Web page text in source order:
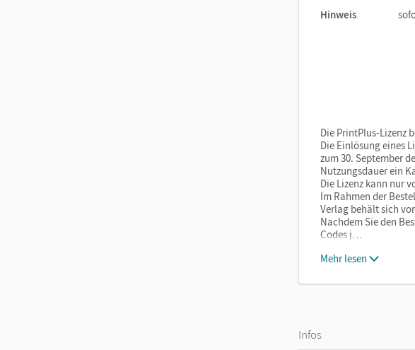
Hinweis
Die PrintPlus-Lizenz
Die Einlösung eines
zum 30. September
Nutzungsdauer ein
Die Lizenz kann nur
Im Rahmen der
Verlag behält sich
Nachdem Sie den
Codes j…
Mehr lesen
Infos